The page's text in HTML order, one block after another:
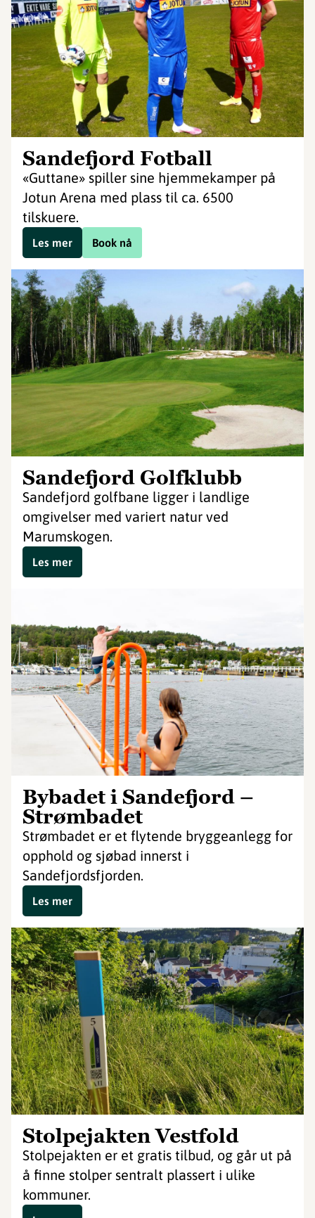
Sandefjord Fotball
«Guttane» spiller sine hjemmekamper på
Jotun Arena med plass til ca. 6500
tilskuere.
Book nå
Les mer
Sandefjord Golfklubb
Sandefjord golfbane ligger i landlige
omgivelser med variert natur ved
Marumskogen.
Les mer
Bybadet i Sandefjord –
Strømbadet
Strømbadet er et flytende bryggeanlegg for
opphold og sjøbad innerst i
Sandefjordsfjorden.
Les mer
Stolpejakten Vestfold
Stolpejakten er et gratis tilbud, og går ut på
å finne stolper sentralt plassert i ulike
kommuner.